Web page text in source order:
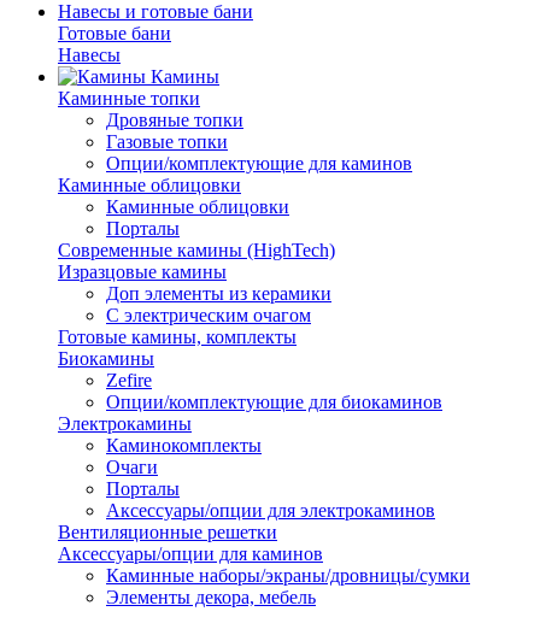
Навесы и готовые бани
Готовые бани
Навесы
Камины
Каминные топки
Дровяные топки
Газовые топки
Опции/комплектующие для каминов
Каминные облицовки
Каминные облицовки
Порталы
Современные камины (HighTech)
Изразцовые камины
Доп элементы из керамики
С электрическим очагом
Готовые камины, комплекты
Биокамины
Zefire
Опции/комплектующие для биокаминов
Электрокамины
Каминокомплекты
Очаги
Порталы
Аксессуары/опции для электрокаминов
Вентиляционные решетки
Аксессуары/опции для каминов
Каминные наборы/экраны/дровницы/сумки
Элементы декора, мебель